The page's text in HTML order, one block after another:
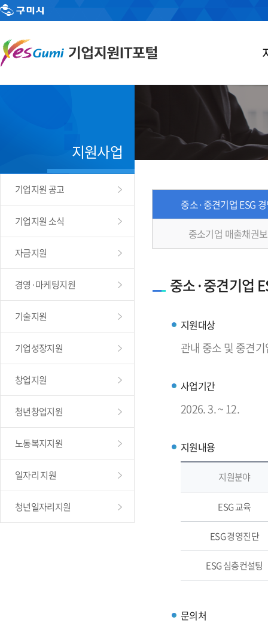
지원사업
기업지원 공고
기업지원 소식
자금지원
경영·마케팅지원
기술지원
기업성장지원
창업지원
청년창업지원
노동복지지원
일자리 지원
청년일자리지원
중소·중견기업 ESG
중소기업 매출채권
중소·중견기업
지원대상
관내 중소 및 중견
사업기간
2026. 3. ~ 12.
지원내용
지원분야
ESG 교육
ESG 경영진단
ESG 심층컨설팅
문의처